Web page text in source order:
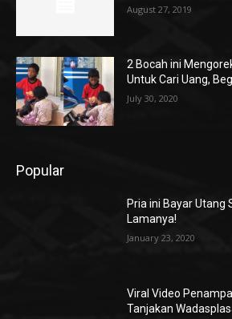
August 27, 2019
2 Bocah ini
Untuk Cari Uang,
July 30, 2020
Popular
Pria ini Bayar Utang
Lamanya!
January 23, 2020
Viral Video
Tanjakan